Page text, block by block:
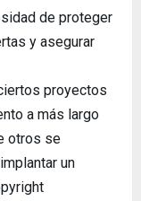
de proteger
y asegurar
proyectos
a más largo
otros se
un